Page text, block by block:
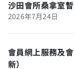
沙田會所桑拿室
2026年7月24日
會員網上服務及
新）